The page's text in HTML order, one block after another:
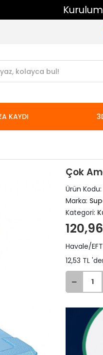
Kurulum Sonrası
KAYDI
Çok
Ürün Kodu:
Marka:
Kategori:
Havale/
12,53 TL